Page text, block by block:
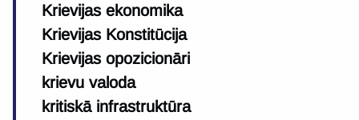
Krievijas ekonomika
Krievijas Konstitūcija
Krievijas opozicionāri
krievu valoda
kritiskā infrastruktūra